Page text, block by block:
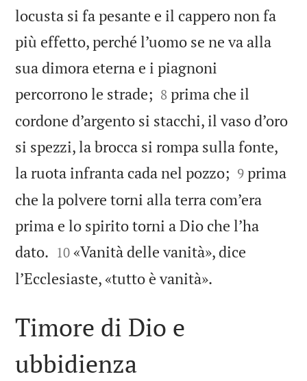
locusta si fa pesante e il cappero non fa
più effetto, perché l’uomo se ne va alla
sua dimora eterna e i piagnoni
percorrono le strade; 

8 prima che il
cordone d’argento si stacchi, il vaso d’oro
si spezzi, la brocca si rompa sulla fonte,
la ruota infranta cada nel pozzo; 

9 prima
che la polvere torni alla terra com’era
prima e lo spirito torni a Dio che l’ha
dato. 

10 «Vanità delle vanità», dice
l’Ecclesiaste, «tutto è vanità».
Timore di Dio e
ubbidienza